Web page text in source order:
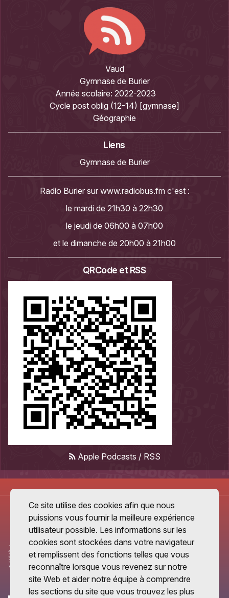
Vaud
Gymnase de Burier
Année scolaire: 2022-2023
Cycle post oblig (12-14) [gymnase]
Géographie
Liens
Gymnase de Burier
Radio Burier sur www.radiobus.fmc'est :
le mardi de 21h30 à 22h30
le jeudi de 06h00 à 07h00
et le dimanche de 20h00 à 21h00
QRCode et RSS
Apple Podcasts / RSS
Ce site utilise des cookies afin que nous
puissions vous fournir la meilleure expérience
utilisateur possible. Les informations sur les
cookies sont stockées dans votre navigateur
et remplissent des fonctions telles que vous
reconnaître lorsque vous revenez sur notre
site Web et aider notre équipe à comprendre
les sections du site que vous trouvez les plus